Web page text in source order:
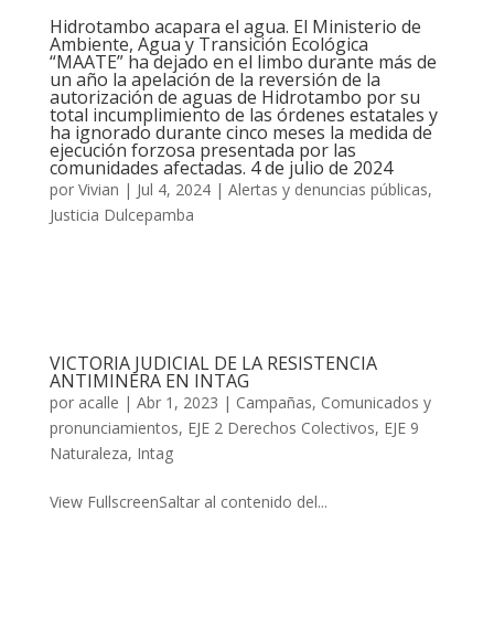
Hidrotambo acapara el agua. El Ministerio de
Ambiente, Agua y Transición Ecológica
“MAATE” ha dejado en el limbo durante más de
un año la apelación de la reversión de la
autorización de aguas de Hidrotambo por su
total incumplimiento de las órdenes estatales y
ha ignorado durante cinco meses la medida de
ejecución forzosa presentada por las
comunidades afectadas. 4 de julio de 2024
por Vivian | Jul 4, 2024| Alertas y denuncias públicas,
Justicia Dulcepamba
VICTORIA JUDICIAL DE LA RESISTENCIA
ANTIMINERA EN INTAG
por acalle | Abr 1, 2023 | Campañas, Comunicados y
pronunciamientos, EJE 2 Derechos Colectivos, EJE 9
Naturaleza, Intag
View FullscreenSaltar al contenido del...